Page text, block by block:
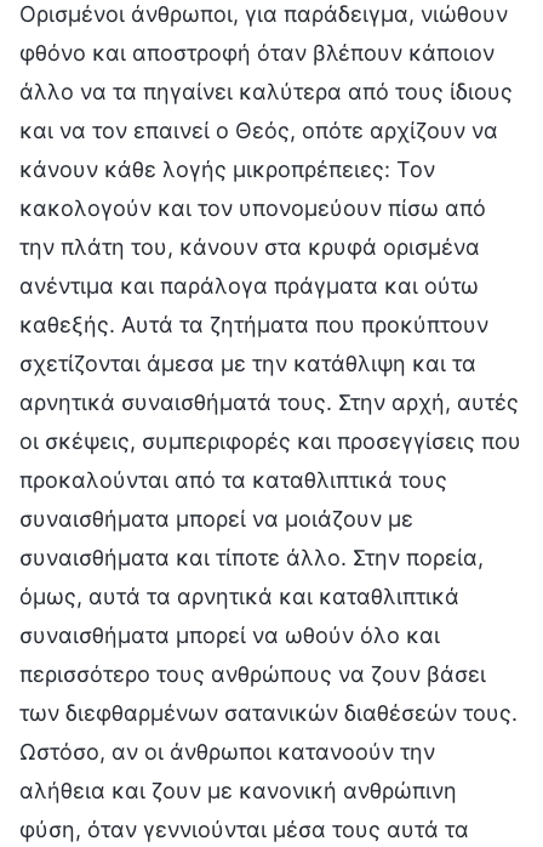
Ορισμένοι άνθρωποι, για παράδειγμα, νιώθουν
φθόνο και αποστροφή όταν βλέπουν κάποιον
άλλο να τα πηγαίνει καλύτερα από τους ίδιους
και να τον επαινεί ο Θεός, οπότε αρχίζουν να
κάνουν κάθε λογής μικροπρέπειες: Τον
κακολογούν και τον υπονομεύουν πίσω από
την πλάτη του, κάνουν στα κρυφά ορισμένα
ανέντιμα και παράλογα πράγματα και ούτω
καθεξής. Αυτά τα ζητήματα που προκύπτουν
σχετίζονται άμεσα με την κατάθλιψη και τα
αρνητικά συναισθήματά τους. Στην αρχή, αυτές
οι σκέψεις, συμπεριφορές και προσεγγίσεις που
προκαλούνται από τα καταθλιπτικά τους
συναισθήματα μπορεί να μοιάζουν με
συναισθήματα και τίποτε άλλο. Στην πορεία,
όμως, αυτά τα αρνητικά και καταθλιπτικά
συναισθήματα μπορεί να ωθούν όλο και
περισσότερο τους ανθρώπους να ζουν βάσει
των διεφθαρμένων σατανικών διαθέσεών τους.
Ωστόσο, αν οι άνθρωποι κατανοούν την
αλήθεια και ζουν με κανονική ανθρώπινη
φύση, όταν γεννιούνται μέσα τους αυτά τα